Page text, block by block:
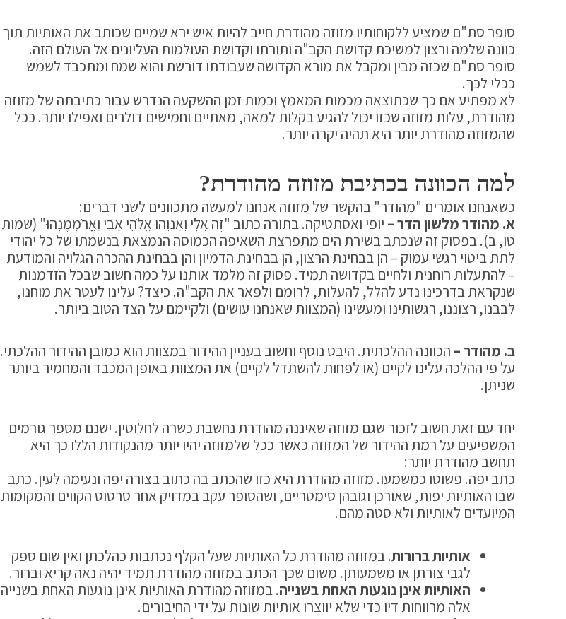
סופר סת"ם שמציע ללקוחותיו מזוזה מהודרת חייב להיות איש ירא שמיים שכותב את האותיות תוך
כוונה שלמה ורצון למשיכת קדושת הקב"ה ותורתו וקדושת העולמות העליונים אל העולם הזה.
סופר סת"ם שכזה מבין ומקבל את מורא הקדושה שעבודתו דורשת והוא שמח ומתכבד לשמש
ככלי לכך.
לא מפתיע אם כך שכתוצאה מכמות המאמץ וכמות זמן ההשקעה הנדרש עבור כתיבתה של מזוזה
מהודרת, עלות מזוזה שכזו יכול להגיע בקלות למאה, מאתיים וחמישים דולרים ואפילו יותר. ככל
שהמזוזה מהודרת יותר היא תהיה יקרה יותר.
למה הכוונה בכתיבת מזוזה מהודרת?
כשאנחנו אומרים "מהודר" בהקשר של מזוזה אנחנו למעשה מתכוונים לשני דברים:
א. מהודר מלשון הדר – יופי ואסתטיקה. בתורה כתוב "זֶה אֵלִי וְאַנְוֵהוּ אֱלֹהֵי אָבִי וַאֲרֹמְמֶנְהוּ" (שמות
טו, ב). בפסוק זה שנכתב בשירת הים מתפרצת השאיפה הכמוסה הנמצאת בנשמתו של כל יהודי
לתת ביטוי רגשי עמוק – הן בבחינת הרצון, הן בבחינת הדמיון והן בבחינת ההכרה הגלויה והמודעת
– להתעלות רוחנית ולחיים בקדושה תמיד. פסוק זה מלמד אותנו על כמה חשוב שבכל הזדמנות
שנקראת בדרכינו נדע להלל, להעלות, לרומם ולפאר את הקב"ה. כיצד? עלינו לעטר את מוחנו,
לבבנו, רצוננו, רגשותינו ומעשינו (המצוות שאנחנו עושים) ולקיימם על הצד הטוב ביותר.
ב. מהודר – הכוונה ההלכתית. היבט נוסף וחשוב בעניין ההידור במצוות הוא כמובן ההידור ההלכתי.
על פי ההלכה עלינו לקיים (או לפחות להשתדל לקיים) את המצוות באופן המכבד והמחמיר ביותר
שניתן.
יחד עם זאת חשוב לזכור שגם מזוזה שאיננה מהודרת נחשבת כשרה לחלוטין. ישנם מספר גורמים
המשפיעים על רמת ההידור של המזוזה כאשר ככל שלמזוזה יהיו יותר מהנקודות הללו כך היא
תחשב מהודרת יותר:
כתב יפה. פשוטו כמשמעו. מזוזה מהודרת היא כזו שהכתב בה כתוב בצורה יפה ונעימה לעין. כתב
שבו האותיות יפות, שאורכן וגובהן סימטריים, ושהסופר עקב במדויק אחר סרטוט הקווים והמקומות
המיועדים לאותיות ולא סטה מהם.
אותיות ברורות. במזוזה מהודרת כל האותיות שעל הקלף נכתבות כהלכתן ואין שום ספק
לגבי צורתן או משמעותן. משום שכך הכתב במזוזה מהודרת תמיד יהיה נאה קריא וברור.
האותיות אינן נוגעות האחת בשנייה. במזוזה מהודרת האותיות אינן נוגעות האחת בשנייה
אלה מרווחות דיו כדי שלא יווצרו אותיות שונות על ידי החיבורים.